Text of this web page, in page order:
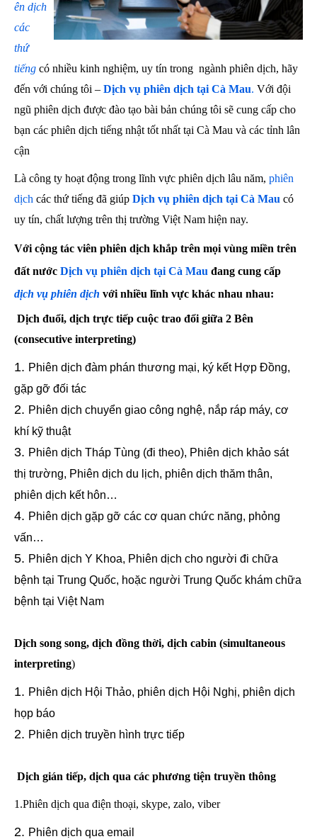
ên dịch
các
thứ
tiếng có nhiều kinh nghiệm, uy tín trong ngành phiên dịch, hãy
đến với chúng tôi – Dịch vụ phiên dịch tại Cà Mau. Với đội
ngũ phiên dịch được đào tạo bài bản chúng tôi sẽ cung cấp cho
bạn các phiên dịch tiếng nhật tốt nhất tại Cà Mau và các tỉnh lân
cận
Là công ty hoạt động trong lĩnh vực phiên dịch lâu năm, phiên
dịch các thứ tiếng đã giúp Dịch vụ phiên dịch tại Cà Mau có
uy tín, chất lượng trên thị trường Việt Nam hiện nay.
Với cộng tác viên phiên dịch khắp trên mọi vùng miền trên
đất nước Dịch vụ phiên dịch tại Cà Mau đang cung cấp
dịch vụ phiên dịch với nhiều lĩnh vực khác nhau nhau:
Dịch đuổi, dịch trực tiếp cuộc trao đổi giữa 2 Bên
(consecutive interpreting)
Phiên dịch đàm phán thương mại, ký kết Hợp Đồng,
gặp gỡ đối tác
Phiên dịch chuyển giao công nghệ, nắp ráp máy, cơ
khí kỹ thuật
Phiên dịch Tháp Tùng (đi theo), Phiên dịch khảo sát
thị trường, Phiên dịch du lịch, phiên dịch thăm thân,
phiên dịch kết hôn…
Phiên dịch gặp gỡ các cơ quan chức năng, phỏng
vấn…
Phiên dịch Y Khoa, Phiên dịch cho người đi chữa
bệnh tại Trung Quốc, hoặc người Trung Quốc khám chữa
bệnh tại Việt Nam
Dịch song song, dịch đồng thời, dịch cabin (simultaneous
interpreting)
Phiên dịch Hội Thảo, phiên dịch Hội Nghị, phiên dịch
họp báo
Phiên dịch truyền hình trực tiếp
Dịch gián tiếp, dịch qua các phương tiện truyền thông
1.Phiên dịch qua điện thoại, skype, zalo, viber
Phiên dịch qua email